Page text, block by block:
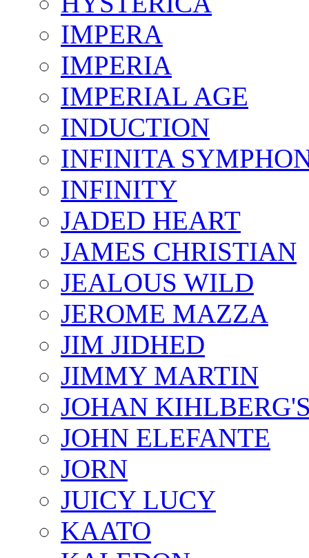
IMPERA
IMPERIA
IMPERIAL AGE
INDUCTION
INFINITA
INFINITY
JADED HEART
JAMES CHRISTIAN
JEALOUS WILD
JEROME MAZZA
JIM JIDHED
JIMMY MARTIN
JOHAN
JOHN ELEFANTE
JORN
JUICY LUCY
KAATO